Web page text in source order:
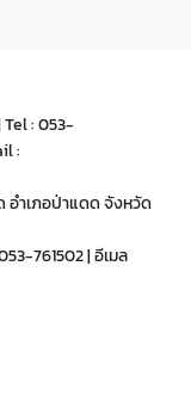
Tel : 053-
:
อำเภอป่าแดด จังหวัด
761502 | อีเมล